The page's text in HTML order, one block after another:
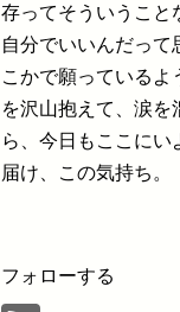
存ってそういうこと
自分でいいんだっ
こかで願っている
を沢山抱えて、涙
ら、今日もここにい
届け、この気持ち。
フォローする